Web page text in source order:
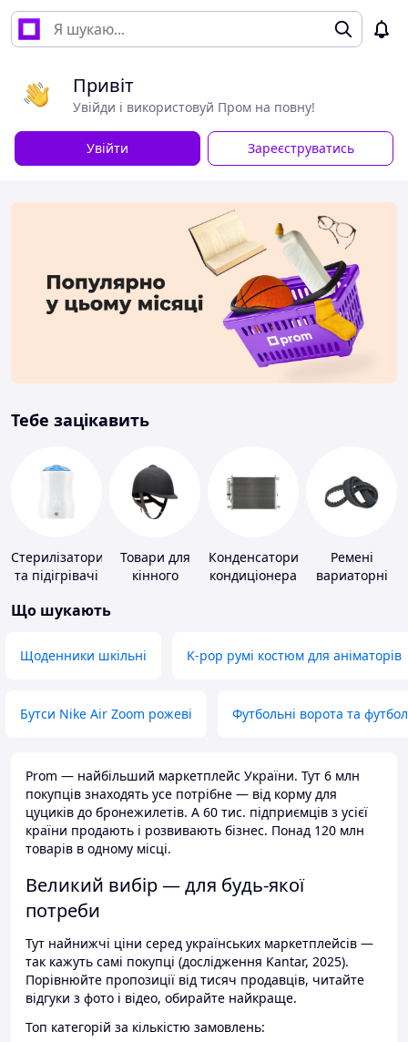
Привіт
Увійди і використовуй Пром на повну!
Увійти Зареєструватись
Тебе зацікавить
Стерилізатори
та підігрівачі
харчування
Товари для
кінного
Конденсатори
кондиціонера
Ремені
вариаторні
Що шукають
Щоденники шкільні K-pop румі костюм для аніматорів
Бутси Nike Air Zoom рожеві Футбольні ворота та
Prom — найбільший маркетплейс України. Тут 6 млн
покупців знаходять усе потрібне — від корму для
цуциків до бронежилетів. А 60 тис. підприємців з усієї
країни продають і розвивають бізнес. Понад 120 млн
товарів в одному місці.
Великий вибір — для будь-якої
потреби
Тут найнижчі ціни серед українських маркетплейсів —
так кажуть самі покупці (дослідження Kantar, 2025).
Порівнюйте пропозиції від тисяч продавців, читайте
відгуки з фото і відео, обирайте найкраще.
Топ категорій за кількістю замовлень: